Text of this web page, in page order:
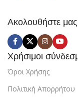
Ακολουθήστε μας
Χρήσιμοι
Όροι Χρήσης
Πολιτική Απορρήτου